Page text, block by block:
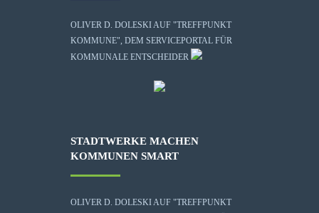
OLIVER D. DOLESKI AUF "TREFFPUNKT
KOMMUNE", DEM SERVICEPORTAL FÜR
KOMMUNALE ENTSCHEIDER
STADTWERKE MACHEN
KOMMUNEN SMART
OLIVER D. DOLESKI AUF "TREFFPUNKT